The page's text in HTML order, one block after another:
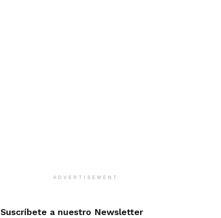
ADVERTISEMENT
Suscríbete a nuestro Newsletter